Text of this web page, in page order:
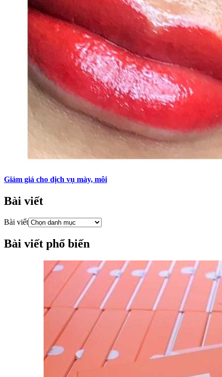
Giảm giá cho dịch vụ mày, môi
Bài viết
Bài viết
Bài viết phổ biến